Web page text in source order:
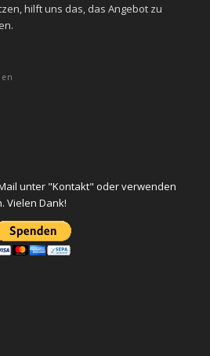
hilft uns das, das Angebot zu
unter "Kontakt" oder verwenden
Vielen Dank!